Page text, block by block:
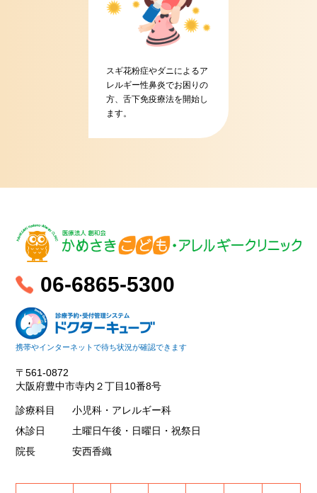
スギ花粉症やダニによるア
レルギー性鼻炎でお困りの
方、舌下免疫療法を開始し
ます。
06-6865-5300
携帯やインターネットで待ち状況が確認できます
〒561-0872
大阪府豊中市寺内２丁目10番8号
診療科目
小児科・アレルギー科
休診日
土曜日午後・日曜日・祝祭日
院長
安西香織